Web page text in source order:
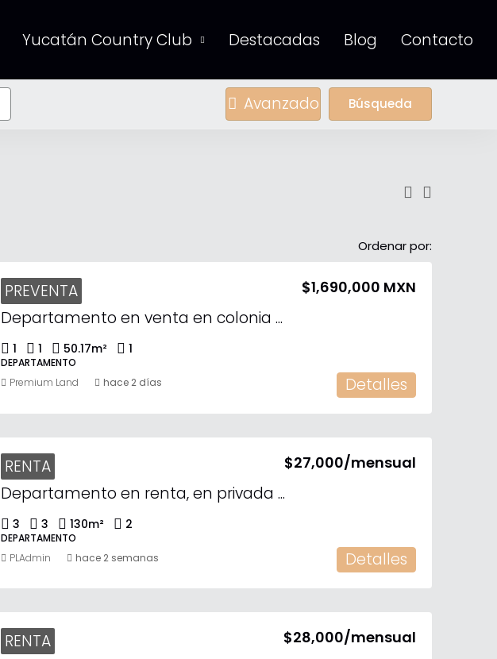
Yucatán Country Club Destacadas Blog Contacto
Avanzado Búsqueda
Ordenar por:
PREVENTA
Departamento en venta en colonia Chuburná
$1,690,000 MXN
1 1 50.17m² 1
DEPARTAMENTO
Detalles
Premium Land hace 2 días
RENTA
Departamento en renta, en privada El Origen, Mérida, Yucatan
$27,000/mensual
3 3 130m² 2
DEPARTAMENTO
Detalles
PLAdmin hace 2 semanas
RENTA $28,000/mensual